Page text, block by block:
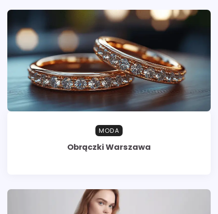
MODA
Obrączki Warszawa